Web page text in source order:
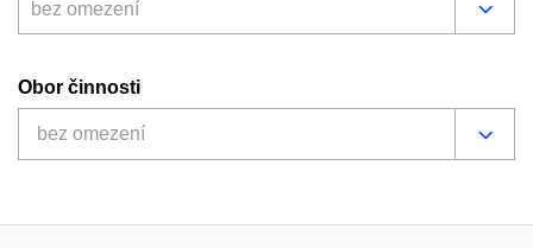
bez omezení
Obor činnosti
bez omezení